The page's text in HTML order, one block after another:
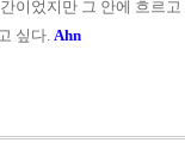
이었지만 그 안에 흐르
싶다. Ahn